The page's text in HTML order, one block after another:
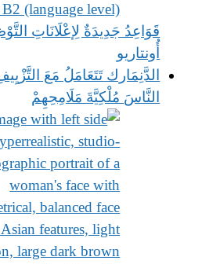
قَوَاعِدُ جَدِيدَةٌ لِإعْلَانَاتِ
أُونتاريو
الدَّنِمَارك تَتَعَامَلُ مَعَ
النَّاسَ مُلْكِيَّةَ مَلَامِحِهِمْ